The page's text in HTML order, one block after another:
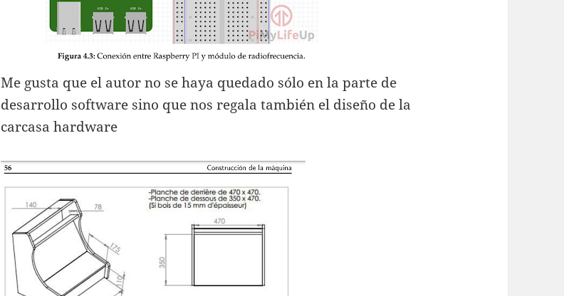
Me gusta que el autor no se haya quedado sólo en la parte de
desarrollo software sino que nos regala también el diseño de la
carcasa hardware